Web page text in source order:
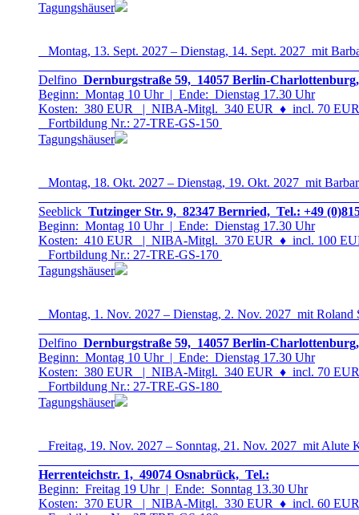
Tagungshäuser
Montag, 13. Sept. 2027 – Dienstag, 14. Sept. 2027 mit
Delfino Dernburgstraße 59, 14057 Berlin-
Beginn: Montag 10 Uhr | Ende: Dienstag 17.30 Uhr
Kosten: 380 EUR | NIBA-Mitgl. 340 EUR ♦ incl. 70
Fortbildung Nr.: 27-TRE-GS-150
Tagungshäuser
Montag, 18. Okt. 2027 – Dienstag, 19. Okt. 2027 mit
Seeblick Tutzinger Str. 9, 82347 Bernried, Tel.: +49
Beginn: Montag 10 Uhr | Ende: Dienstag 17.30 Uhr
Kosten: 410 EUR | NIBA-Mitgl. 370 EUR ♦ incl. 100
Fortbildung Nr.: 27-TRE-GS-170
Tagungshäuser
Montag, 1. Nov. 2027 – Dienstag, 2. Nov. 2027 mit Roland
Delfino Dernburgstraße 59, 14057 Berlin-
Beginn: Montag 10 Uhr | Ende: Dienstag 17.30 Uhr
Kosten: 380 EUR | NIBA-Mitgl. 340 EUR ♦ incl. 70
Fortbildung Nr.: 27-TRE-GS-180
Tagungshäuser
Freitag, 19. Nov. 2027 – Sonntag, 21. Nov. 2027 mit Alute
Herrenteichstr. 1, 49074 Osnabrück, Tel.:
Beginn: Freitag 19 Uhr | Ende: Sonntag 13.30 Uhr
Kosten: 370 EUR | NIBA-Mitgl. 330 EUR ♦ incl. 60